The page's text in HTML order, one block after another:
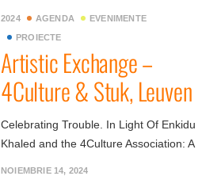
2024 AGENDA
EVENIMENTE
PROIECTE
Artistic Exchange –
4Culture & Stuk, Leuven
Celebrating Trouble. In Light Of Enkidu
Khaled and the 4Culture Association: A
NOIEMBRIE 14, 2024